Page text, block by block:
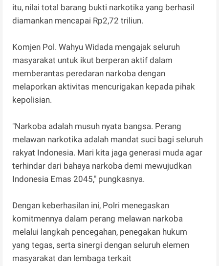
itu, nilai total barang bukti narkotika yang berhasil
diamankan mencapai Rp2,72 triliun.
Komjen Pol. Wahyu Widada mengajak seluruh
masyarakat untuk ikut berperan aktif dalam
memberantas peredaran narkoba dengan
melaporkan aktivitas mencurigakan kepada pihak
kepolisian.
"Narkoba adalah musuh nyata bangsa. Perang
melawan narkotika adalah mandat suci bagi seluruh
rakyat Indonesia. Mari kita jaga generasi muda agar
terhindar dari bahaya narkoba demi mewujudkan
Indonesia Emas 2045," pungkasnya.
Dengan keberhasilan ini, Polri menegaskan
komitmennya dalam perang melawan narkoba
melalui langkah pencegahan, penegakan hukum
yang tegas, serta sinergi dengan seluruh elemen
masyarakat dan lembaga terkait